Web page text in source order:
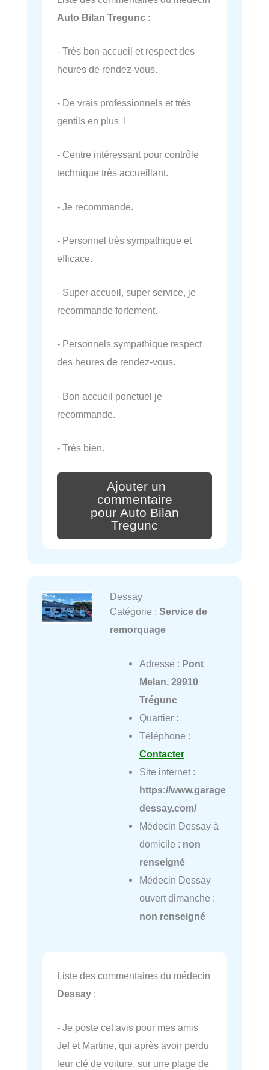
Auto Bilan Tregunc :
- Très bon accueil et respect des
heures de rendez-vous.
- De vrais professionnels et très
gentils en plus !
- Centre intéressant pour contrôle
technique très accueillant.
- Je recommande.
- Personnel très sympathique et
efficace.
- Super accueil, super service, je
recommande fortement.
- Personnels sympathique respect
des heures de rendez-vous.
- Bon accueil ponctuel je
recommande.
- Très bien.
Ajouter un
commentaire
pour Auto Bilan
Tregunc
Dessay
Catégorie : Service de
remorquage
Adresse : Pont
Melan, 29910
Trégunc
Quartier :
Téléphone :
Contacter
Site internet :
https://www.garage
dessay.com/
Médecin Dessay à
domicile : non
renseigné
Médecin Dessay
ouvert dimanche :
non renseigné
Liste des commentaires du médecin
Dessay :
- Je poste cet avis pour mes amis
Jef et Martine, qui après avoir perdu
leur clé de voiture, sur une plage de